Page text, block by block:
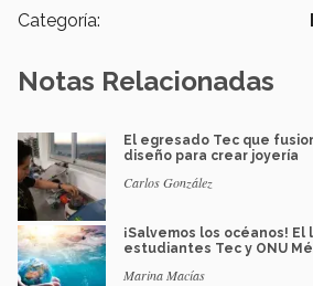
Categoría:
Notas Relacionadas
El egresado Tec que
diseño para crear joyería
Carlos González
¡Salvemos los océanos! El
estudiantes Tec y ONU
Marina Macías